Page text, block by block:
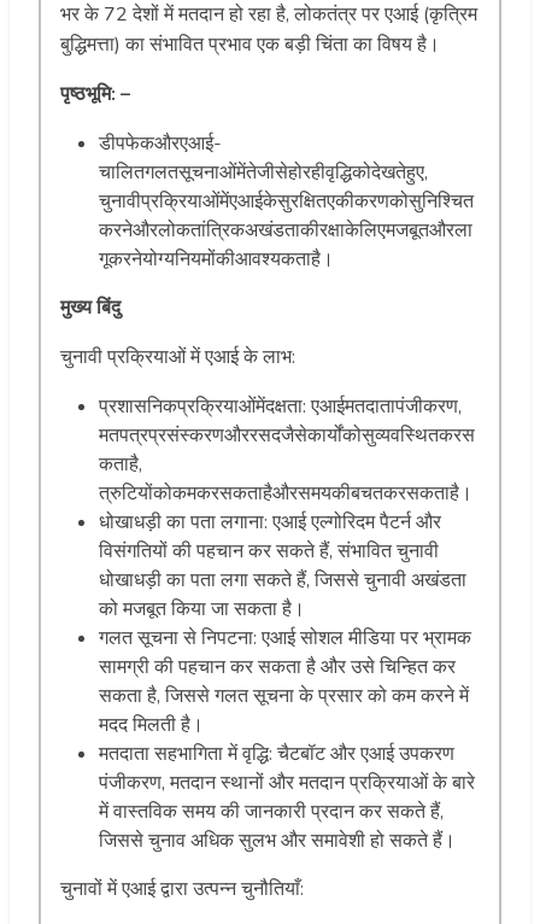
भर के 72 देशों में मतदान हो रहा है, लोकतंत्र पर एआई (कृत्रिम
बुद्धिमत्ता) का संभावित प्रभाव एक बड़ी चिंता का विषय है।
पृष्ठभूमि: –
डीपफेकऔरएआई-
चालितगलतसूचनाओंमेंतेजीसेहोरहीवृद्धिकोदेखतेहुए,
चुनावीप्रक्रियाओंमेंएआईकेसुरक्षितएकीकरणकोसुनिश्चित
करनेऔरलोकतांत्रिकअखंडताकीरक्षाकेलिएमजबूतऔरला
गूकरनेयोग्यनियमोंकीआवश्यकताहै।
मुख्य बिंदु
चुनावी प्रक्रियाओं में एआई के लाभ:
प्रशासनिकप्रक्रियाओंमेंदक्षता: एआईमतदातापंजीकरण,
मतपत्रप्रसंस्करणऔररसदजैसेकार्योंकोसुव्यवस्थितकरस
कताहै,
त्रुटियोंकोकमकरसकताहैऔरसमयकीबचतकरसकताहै।
धोखाधड़ी का पता लगाना: एआई एल्गोरिदम पैटर्न और
विसंगतियों की पहचान कर सकते हैं, संभावित चुनावी
धोखाधड़ी का पता लगा सकते हैं, जिससे चुनावी अखंडता
को मजबूत किया जा सकता है।
गलत सूचना से निपटना: एआई सोशल मीडिया पर भ्रामक
सामग्री की पहचान कर सकता है और उसे चिन्हित कर
सकता है, जिससे गलत सूचना के प्रसार को कम करने में
मदद मिलती है।
मतदाता सहभागिता में वृद्धि: चैटबॉट और एआई उपकरण
पंजीकरण, मतदान स्थानों और मतदान प्रक्रियाओं के बारे
में वास्तविक समय की जानकारी प्रदान कर सकते हैं,
जिससे चुनाव अधिक सुलभ और समावेशी हो सकते हैं।
चुनावों में एआई द्वारा उत्पन्न चुनौतियाँ: